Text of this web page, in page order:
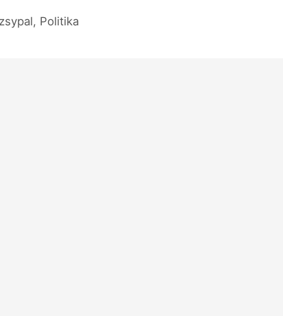
Politika